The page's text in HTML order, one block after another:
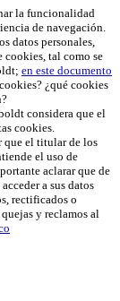
la funcionalidad
de navegación.
datos personales,
cookies, tal como se
en este documento
¿qué cookies
considera que el
cookies.
que el titular de los
el uso de
aclarar que de
a sus datos
rectificados o
y reclamos al